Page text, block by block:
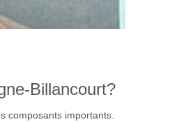
Billancourt?
composants importants.